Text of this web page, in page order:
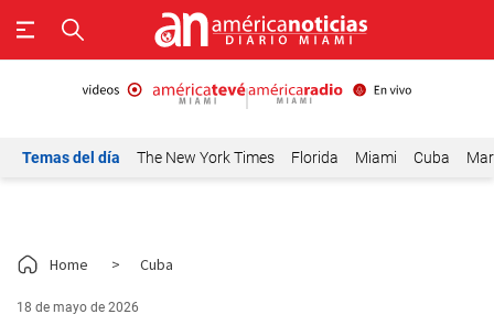
Temas del día The New York Times Florida Miami Cuba
Home > Cuba
18 de mayo de 2026